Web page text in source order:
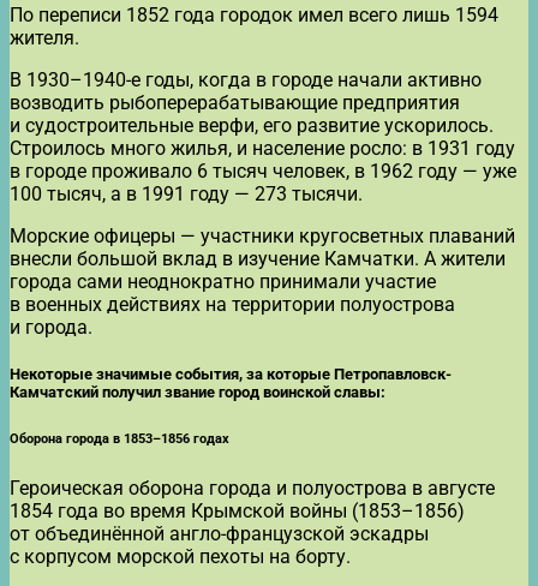
По переписи 1852 года городок имел всего лишь 1594
жителя.
В 1930–1940-е годы, когда в городе начали активно
возводить рыбоперерабатывающие предприятия
и судостроительные верфи, его развитие ускорилось.
Строилось много жилья, и население росло: в 1931 году
в городе проживало 6 тысяч человек, в 1962 году — уже
100 тысяч, а в 1991 году — 273 тысячи.
Морские офицеры — участники кругосветных плаваний
внесли большой вклад в изучение Камчатки. А жители
города сами неоднократно принимали участие
в военных действиях на территории полуострова
и города.
Некоторые значимые события, за которые Петропавловск-
Камчатский получил звание город воинской славы:
Оборона города в 1853–1856 годах
Героическая оборона города и полуострова в августе
1854 года во время Крымской войны (1853–1856)
от объединённой англо-французской эскадры
с корпусом морской пехоты на борту.